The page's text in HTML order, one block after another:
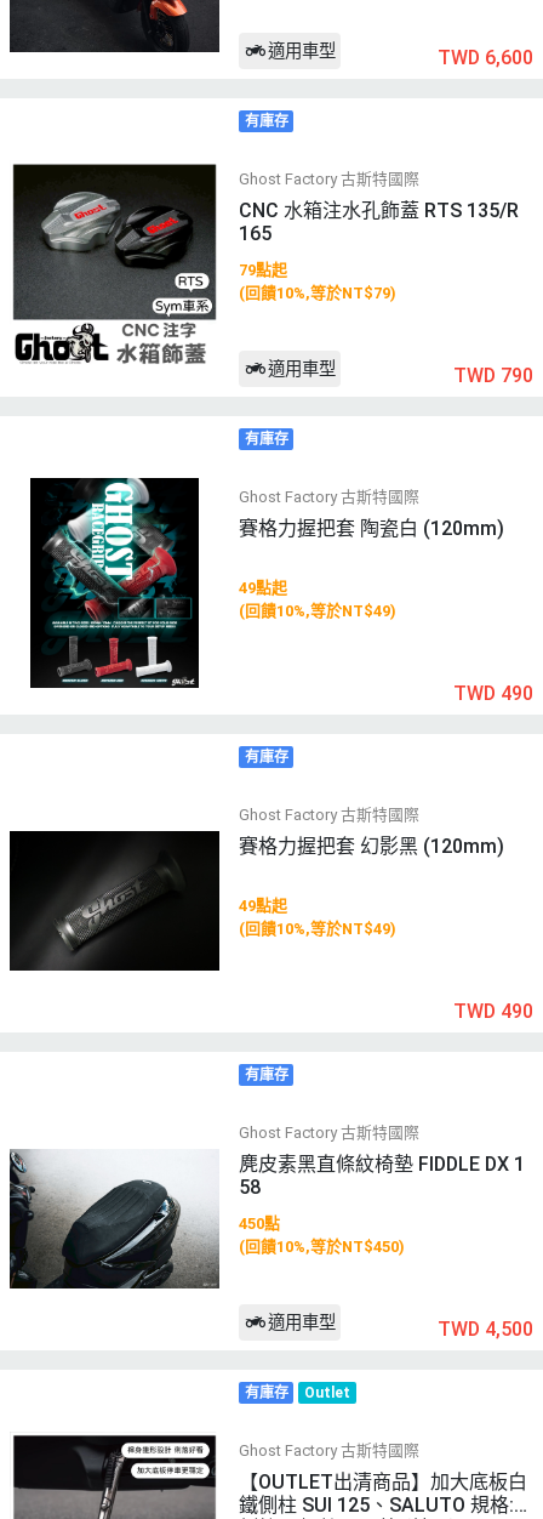
適用車型 TWD 6,600
有庫存
Ghost Factory 古斯特國際
CNC 水箱注水孔飾蓋 RTS 135/R
165
79點起
(回饋10%,等於NT$79)
適用車型 TWD 790
有庫存
Ghost Factory 古斯特國際
賽格力握把套 陶瓷白 (120mm)
49點起
(回饋10%,等於NT$49)
TWD 490
有庫存
Ghost Factory 古斯特國際
賽格力握把套 幻影黑 (120mm)
49點起
(回饋10%,等於NT$49)
TWD 490
有庫存
Ghost Factory 古斯特國際
麂皮素黑直條紋椅墊 FIDDLE DX 1
58
450點
(回饋10%,等於NT$450)
適用車型 TWD 4,500
有庫存 Outlet
Ghost Factory 古斯特國際
【OUTLET出清商品】加大底板白
鐵側柱 SUI 125、SALUTO 規格: